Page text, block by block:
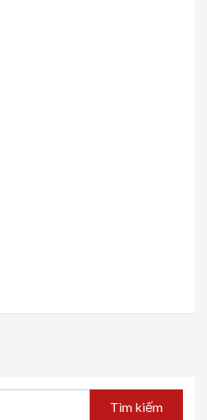
Tìm kiếm